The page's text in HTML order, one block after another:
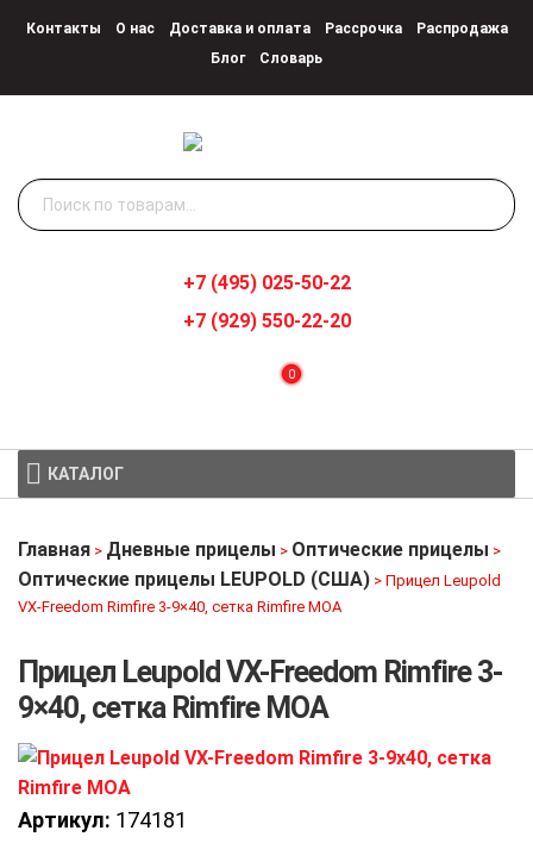
Контакты О нас Доставка и оплата Рассрочка
Распродажа
Блог
Словарь
Искать:
0
+7 (495) 025-50-22
+7 (929) 550-22-20
КАТАЛОГ
Главная > Дневные прицелы > Оптические прицелы >
Оптические прицелы LEUPOLD (США) > Прицел Leupold
VX-Freedom Rimfire 3-9×40, сетка Rimfire MOA
Прицел Leupold VX-Freedom Rimfire 3-
9×40, сетка Rimfire MOA
Артикул: 174181